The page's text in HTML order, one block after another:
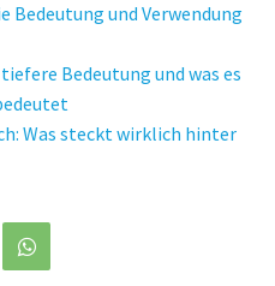
Bedeutung und Verwendung
Bedeutung und was es
Was steckt wirklich hinter